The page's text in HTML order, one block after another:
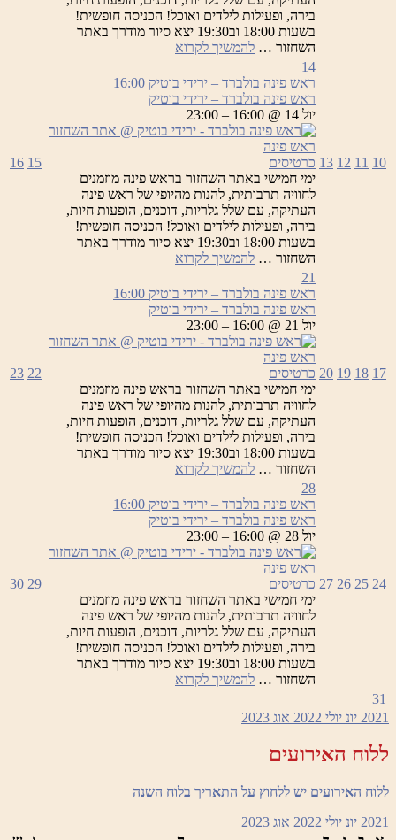
בירה, ופעילות לילדים ואוכל! הכניסה חופשית!
בשעות 18:00 וב19:30 יצא סיור מודרך באתר
השחזור … להמשיך לקרוא
בולברד
–
ירידי
בוטיק
10
11
12
13
14
ראש פינה בולברד – ירידי בוטיק 16:00
ראש פינה בולברד – ירידי בוטיק
יול 14 @ 16:00 – 23:00
כרטיסים
ימי חמישי באתר השחזור בראש פינה מוזמנים
לחוויה תרבותית, להנות מהיופי של ראש פינה
העתיקה, עם שלל גלריות, דוכנים, הופעות חיות,
בירה, ופעילות לילדים ואוכל! הכניסה חופשית!
בשעות 18:00 וב19:30 יצא סיור מודרך באתר
השחזור … להמשיך לקרוא
בולברד
–
ירידי
בוטיק
15
16
17
18
19
20
21
ראש פינה בולברד – ירידי בוטיק 16:00
ראש פינה בולברד – ירידי בוטיק
יול 21 @ 16:00 – 23:00
כרטיסים
ימי חמישי באתר השחזור בראש פינה מוזמנים
לחוויה תרבותית, להנות מהיופי של ראש פינה
העתיקה, עם שלל גלריות, דוכנים, הופעות חיות,
בירה, ופעילות לילדים ואוכל! הכניסה חופשית!
בשעות 18:00 וב19:30 יצא סיור מודרך באתר
השחזור … להמשיך לקרוא
בולברד
–
ירידי
בוטיק
22
23
24
25
26
27
28
ראש פינה בולברד – ירידי בוטיק 16:00
ראש פינה בולברד – ירידי בוטיק
יול 28 @ 16:00 – 23:00
כרטיסים
ימי חמישי באתר השחזור בראש פינה מוזמנים
לחוויה תרבותית, להנות מהיופי של ראש פינה
העתיקה, עם שלל גלריות, דוכנים, הופעות חיות,
בירה, ופעילות לילדים ואוכל! הכניסה חופשית!
בשעות 18:00 וב19:30 יצא סיור מודרך באתר
השחזור … להמשיך לקרוא
29
30
31
2021 יונ יולי 2022 אוג 2023
ללוח האירועים
ללוח האירועים יש ללחוץ על התאריך בלוח השנה
2021 יונ יולי 2022 אוג 2023